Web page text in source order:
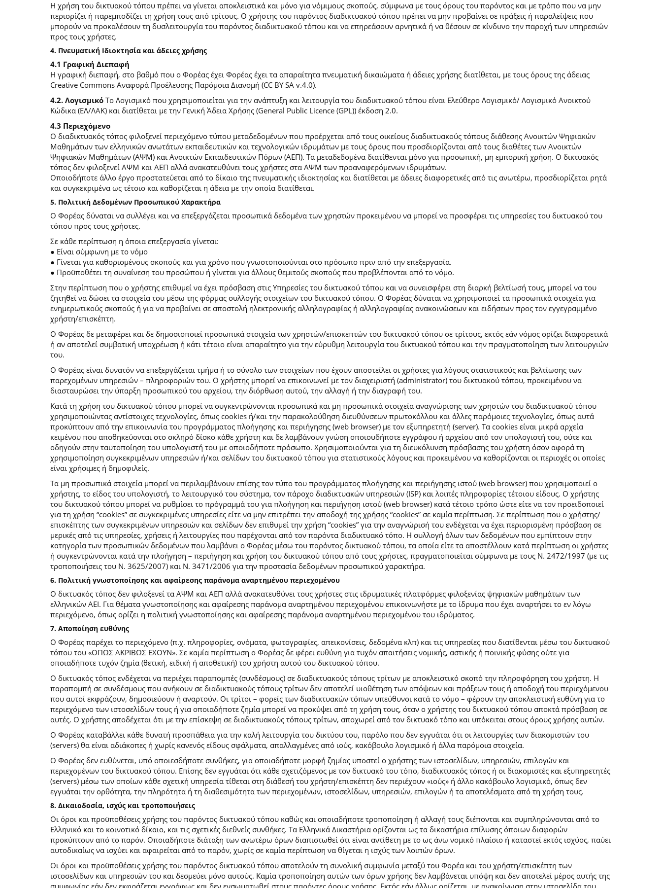
Η χρήση του δικτυακού τόπου πρέπει να γίνεται αποκλειστικά και μόνο για νόμιμους σκοπούς, σύμφωνα με τους όρους του παρόντος και με τρόπο που να μην
περιορίζει ή παρεμποδίζει τη χρήση τους από τρίτους. Ο χρήστης του παρόντος διαδικτυακού τόπου πρέπει να μην προβαίνει σε πράξεις ή παραλείψεις που
μπορούν να προκαλέσουν τη δυσλειτουργία του παρόντος διαδικτυακού τόπου και να επηρεάσουν αρνητικά ή να θέσουν σε κίνδυνο την παροχή των υπηρεσιών
προς τους χρήστες.
4. Πνευματική Ιδιοκτησία και άδειες χρήσης
4.1 Γραφική Διεπαφή
Η γραφική διεπαφή, στο βαθμό που ο Φορέας έχει Φορέας έχει τα απαραίτητα πνευματική δικαιώματα ή άδειες χρήσης διατίθεται, με τους όρους της άδειας
Creative Commons Αναφορά Προέλευσης Παρόμοια Διανομή (CC BY SA v.4.0).
4.2. ΛογισμικόΤο Λογισμικό που χρησιμοποιείται για την ανάπτυξη και λειτουργία του διαδικτυακού τόπου είναι Ελεύθερο Λογισμικό/ Λογισμικό Ανοικτού
Κώδικα (ΕΛ/ΛΑΚ) και διατίθεται με την Γενική Άδεια Χρήσης (General Public Licence (GPL)) έκδοση 2.0.
4.3 Περιεχόμενο
O διαδικτυακός τόπος φιλοξενεί περιεχόμενο τύπου μεταδεδομένων που προέρχεται από τους οικείους διαδικτυακούς τόπους διάθεσης Ανοικτών Ψηφιακών
Μαθημάτων των ελληνικών ανωτάτων εκπαιδευτικών και τεχνολογικών ιδρυμάτων με τους όρους που προσδιορίζονται από τους διαθέτες των Ανοικτών
Ψηφιακών Μαθημάτων (ΑΨΜ) και Ανοικτών Εκπαιδευτικών Πόρων (ΑΕΠ). Τα μεταδεδομένα διατίθενται μόνο για προσωπική, μη εμπορική χρήση. Ο δικτυακός
τόπος δεν φιλοξενεί ΑΨΜ και ΑΕΠ αλλά ανακατευθύνει τους χρήστες στα ΑΨΜ των προαναφερόμενων ιδρυμάτων.
Οποιοδήποτε άλλο έργο προστατεύεται από το δίκαιο της πνευματικής ιδιοκτησίας και διατίθεται με άδειες διαφορετικές από τις ανωτέρω, προσδιορίζεται ρητά
και συγκεκριμένα ως τέτοιο και καθορίζεται η άδεια με την οποία διατίθεται.
5. Πολιτική Δεδομένων Προσωπικού Χαρακτήρα
Ο Φορέας δύναται να συλλέγει και να επεξεργάζεται προσωπικά δεδομένα των χρηστών προκειμένου να μπορεί να προσφέρει τις υπηρεσίες του δικτυακού του
τόπου προς τους χρήστες.
Σε κάθε περίπτωση η όποια επεξεργασία γίνεται:
● Είναι σύμφωνη με το νόμο
● Γίνεται για καθορισμένους σκοπούς και για χρόνο που γνωστοποιούνται στο πρόσωπο πριν από την επεξεργασία.
● Προϋποθέτει τη συναίνεση του προσώπου ή γίνεται για άλλους θεμιτούς σκοπούς που προβλέπονται από το νόμο.
Στην περίπτωση που ο χρήστης επιθυμεί να έχει πρόσβαση στις Υπηρεσίες του δικτυακού τόπου και να συνεισφέρει στη διαρκή βελτίωσή τους, μπορεί να του
ζητηθεί να δώσει τα στοιχεία του μέσω της φόρμας συλλογής στοιχείων του δικτυακού τόπου. Ο Φορέας δύναται να χρησιμοποιεί τα προσωπικά στοιχεία για
ενημερωτικούς σκοπούς ή για να προβαίνει σε αποστολή ηλεκτρονικής αλληλογραφίας ή αλληλογραφίας ανακοινώσεων και ειδήσεων προς τον εγγεγραμμένο
χρήστη/επισκέπτη.
Ο Φορέας δε μεταφέρει και δε δημοσιοποιεί προσωπικά στοιχεία των χρηστών/επισκεπτών του δικτυακού τόπου σε τρίτους, εκτός εάν νόμος ορίζει διαφορετικά
ή αν αποτελεί συμβατική υποχρέωση ή κάτι τέτοιο είναι απαραίτητο για την εύρυθμη λειτουργία του δικτυακού τόπου και την πραγματοποίηση των λειτουργιών
του.
Ο Φορέας είναι δυνατόν να επεξεργάζεται τμήμα ή το σύνολο των στοιχείων που έχουν αποστείλει οι χρήστες για λόγους στατιστικούς και βελτίωσης των
παρεχομένων υπηρεσιών – πληροφοριών του. Ο χρήστης μπορεί να επικοινωνεί με τον διαχειριστή (administrator) του δικτυακού τόπου, προκειμένου να
διασταυρώσει την ύπαρξη προσωπικού του αρχείου, την διόρθωση αυτού, την αλλαγή ή την διαγραφή του.
Κατά τη χρήση του δικτυακού τόπου μπορεί να συγκεντρώνονται προσωπικά και μη προσωπικά στοιχεία αναγνώρισης των χρηστών του διαδικτυακού τόπου
χρησιμοποιώντας αντίστοιχες τεχνολογίες, όπως cookies ή/και την παρακολούθηση διευθύνσεων πρωτοκόλλου και άλλες παρόμοιες τεχνολογίες, όπως αυτά
προκύπτουν από την επικοινωνία του προγράμματος πλοήγησης και περιήγησης (web browser) με τον εξυπηρετητή (server). Τα cookies είναι μικρά αρχεία
κειμένου που αποθηκεύονται στο σκληρό δίσκο κάθε χρήστη και δε λαμβάνουν γνώση οποιουδήποτε εγγράφου ή αρχείου από τον υπολογιστή του, ούτε και
οδηγούν στην ταυτοποίηση του υπολογιστή του με οποιοδήποτε πρόσωπο. Χρησιμοποιούνται για τη διευκόλυνση πρόσβασης του χρήστη όσον αφορά τη
χρησιμοποίηση συγκεκριμένων υπηρεσιών ή/και σελίδων του δικτυακού τόπου για στατιστικούς λόγους και προκειμένου να καθορίζονται οι περιοχές οι οποίες
είναι χρήσιμες ή δημοφιλείς.
Τα μη προσωπικά στοιχεία μπορεί να περιλαμβάνουν επίσης τον τύπο του προγράμματος πλοήγησης και περιήγησης ιστού (web browser) που χρησιμοποιεί ο
χρήστης, το είδος του υπολογιστή, το λειτουργικό του σύστημα, τον πάροχο διαδικτυακών υπηρεσιών (ISP) και λοιπές πληροφορίες τέτοιου είδους. Ο χρήστης
του δικτυακού τόπου μπορεί να ρυθμίσει το πρόγραμμά του για πλοήγηση και περιήγηση ιστού (web browser) κατά τέτοιο τρόπο ώστε είτε να τον προειδοποιεί
για τη χρήση “cookies” σε συγκεκριμένες υπηρεσίες είτε να μην επιτρέπει την αποδοχή της χρήσης “cookies” σε καμία περίπτωση. Σε περίπτωση που ο χρήστης/
επισκέπτης των συγκεκριμένων υπηρεσιών και σελίδων δεν επιθυμεί την χρήση “cookies” για την αναγνώρισή του ενδέχεται να έχει περιορισμένη πρόσβαση σε
μερικές από τις υπηρεσίες, χρήσεις ή λειτουργίες που παρέχονται από τον παρόντα διαδικτυακό τόπο. Η συλλογή όλων των δεδομένων που εμπίπτουν στην
κατηγορία των προσωπικών δεδομένων που λαμβάνει ο Φορέας μέσω του παρόντος δικτυακού τόπου, τα οποία είτε τα αποστέλλουν κατά περίπτωση οι χρήστες
ή συγκεντρώνονται κατά την πλοήγηση – περιήγηση και χρήση του δικτυακού τόπου από τους χρήστες, πραγματοποιείται σύμφωνα με τους Ν. 2472/1997 (με τις
τροποποιήσεις του Ν. 3625/2007) και Ν. 3471/2006 για την προστασία δεδομένων προσωπικού χαρακτήρα.
6. Πολιτική γνωστοποίησης και αφαίρεσης παράνομα αναρτημένου περιεχομένου
Ο δικτυακός τόπος δεν φιλοξενεί τα ΑΨΜ και ΑΕΠ αλλά ανακατευθύνει τους χρήστες στις ιδρυματικές πλατφόρμες φιλοξενίας ψηφιακών μαθημάτων των
ελληνικών ΑΕΙ. Για θέματα γνωστοποίησης και αφαίρεσης παράνομα αναρτημένου περιεχομένου επικοινωνήστε με το ίδρυμα που έχει αναρτήσει το εν λόγω
περιεχόμενο, όπως ορίζει η πολιτική γνωστοποίησης και αφαίρεσης παράνομα αναρτημένου περιεχομένου του ιδρύματος.
7. Αποποίηση ευθύνης
Ο Φορέας παρέχει το περιεχόμενο (π.χ. πληροφορίες, ονόματα, φωτογραφίες, απεικονίσεις, δεδομένα κλπ) και τις υπηρεσίες που διατίθενται μέσω του δικτυακού
τόπου του «ΟΠΩΣ ΑΚΡΙΒΩΣ ΕΧΟΥΝ». Σε καμία περίπτωση ο Φορέας δε φέρει ευθύνη για τυχόν απαιτήσεις νομικής, αστικής ή ποινικής φύσης ούτε για
οποιαδήποτε τυχόν ζημία (θετική, ειδική ή αποθετική) του χρήστη αυτού του δικτυακού τόπου.
O δικτυακός τόπος ενδέχεται να περιέχει παραπομπές (συνδέσμους) σε διαδικτυακούς τόπους τρίτων με αποκλειστικό σκοπό την πληροφόρηση του χρήστη. Η
παραπομπή σε συνδέσμους που ανήκουν σε διαδικτυακούς τόπους τρίτων δεν αποτελεί υιοθέτηση των απόψεων και πράξεων τους ή αποδοχή του περιεχόμενου
που αυτοί εκφράζουν, δημοσιεύουν ή αναρτούν. Οι τρίτοι – φορείς των διαδικτυακών τόπων υπεύθυνοι κατά το νόμο – φέρουν την αποκλειστική ευθύνη για το
περιεχόμενο των ιστοσελίδων τους ή για οποιαδήποτε ζημία μπορεί να προκύψει από τη χρήση τους, όταν ο χρήστης του δικτυακού τόπου αποκτά πρόσβαση σε
αυτές. Ο χρήστης αποδέχεται ότι με την επίσκεψη σε διαδικτυακούς τόπους τρίτων, αποχωρεί από τον δικτυακό τόπο και υπόκειται στους όρους χρήσης αυτών.
Ο Φορέας καταβάλλει κάθε δυνατή προσπάθεια για την καλή λειτουργία του δικτύου του, παρόλο που δεν εγγυάται ότι οι λειτουργίες των διακομιστών του
(servers) θα είναι αδιάκοπες ή χωρίς κανενός είδους σφάλματα, απαλλαγμένες από ιούς, κακόβουλο λογισμικό ή άλλα παρόμοια στοιχεία.
Ο Φορέας δεν ευθύνεται, υπό οποιεσδήποτε συνθήκες, για οποιαδήποτε μορφή ζημίας υποστεί ο χρήστης των ιστοσελίδων, υπηρεσιών, επιλογών και
περιεχομένων του δικτυακού τόπου. Επίσης δεν εγγυάται ότι κάθε σχετιζόμενος με τον δικτυακό του τόπο, διαδικτυακός τόπος ή οι διακομιστές και εξυπηρετητές
(servers) μέσω των οποίων κάθε σχετική υπηρεσία τίθεται στη διάθεσή του χρήστη/επισκέπτη δεν περιέχουν «ιούς» ή άλλο κακόβουλο λογισμικό, όπως δεν
εγγυάται την ορθότητα, την πληρότητα ή τη διαθεσιμότητα των περιεχομένων, ιστοσελίδων, υπηρεσιών, επιλογών ή τα αποτελέσματα από τη χρήση τους.
8. Δικαιοδοσία, ισχύς και τροποποιήσεις
Οι όροι και προϋποθέσεις χρήσης του παρόντος δικτυακού τόπου καθώς και οποιαδήποτε τροποποίηση ή αλλαγή τους διέπονται και συμπληρώνονται από το
Ελληνικό και το κοινοτικό δίκαιο, και τις σχετικές διεθνείς συνθήκες. Τα Ελληνικά Δικαστήρια ορίζονται ως τα δικαστήρια επίλυσης όποιων διαφορών
προκύπτουν από το παρόν. Οποιαδήποτε διάταξη των ανωτέρω όρων διαπιστωθεί ότι είναι αντίθετη με το ως άνω νομικό πλαίσιο ή καταστεί εκτός ισχύος, παύει
αυτοδικαίως να ισχύει και αφαιρείται από το παρόν, χωρίς σε καμία περίπτωση να θίγεται η ισχύς των λοιπών όρων.
Οι όροι και προϋποθέσεις χρήσης του παρόντος δικτυακού τόπου αποτελούν τη συνολική συμφωνία μεταξύ του Φορέα και του χρήστη/επισκέπτη των
ιστοσελίδων και υπηρεσιών του και δεσμεύει μόνο αυτούς. Καμία τροποποίηση αυτών των όρων χρήσης δεν λαμβάνεται υπόψη και δεν αποτελεί μέρος αυτής της